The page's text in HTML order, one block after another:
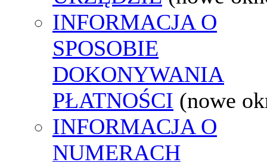
INFORMACJA O
SPOSOBIE
DOKONYWANIA
PŁATNOŚCI (nowe
INFORMACJA O
NUMERACH